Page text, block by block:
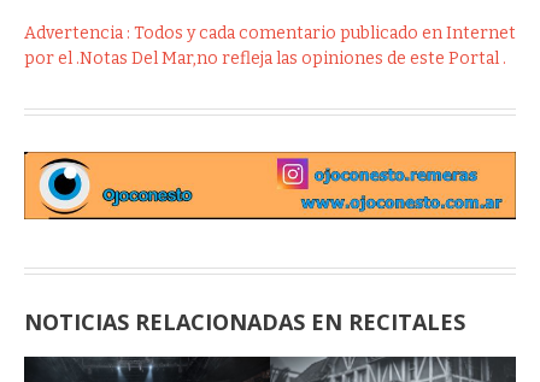
Advertencia : Todos y cada comentario publicado en Internet
por el .Notas Del Mar,no refleja las opiniones de este Portal .
NOTICIAS RELACIONADAS EN RECITALES